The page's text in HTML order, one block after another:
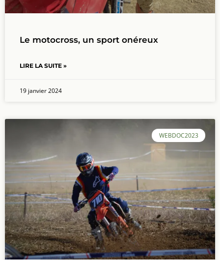
Le motocross, un sport onéreux
LIRE LA SUITE »
19 janvier 2024
WEBDOC2023